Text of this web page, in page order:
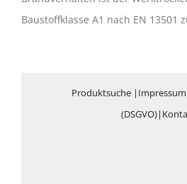
Baustoffklasse A1 nach EN 13501
Produktsuche| Impressum
(DSGVO)|